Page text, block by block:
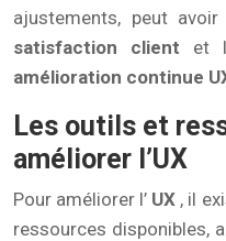
ajustements, peut
satisfaction client et
amélioration continue
Les outils et
améliorer l’UX
Pour améliorer l’ UX , il
ressources disponibles,